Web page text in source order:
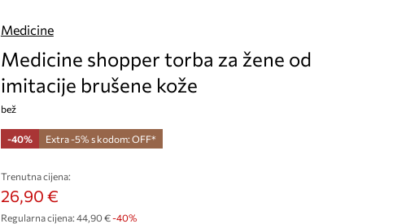
Medicine
Medicine shopper torba za žene od
imitacije brušene kože
bež
-40% Extra -5% s kodom: OFF*
Trenutna cijena:
26,90 €
Regularna cijena: 44,90 €-40%